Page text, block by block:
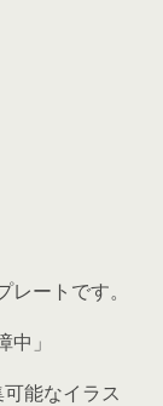
ートです。
」
能なイラス